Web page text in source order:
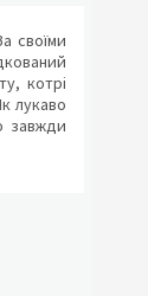
своїми
котрі
лукаво
завжди